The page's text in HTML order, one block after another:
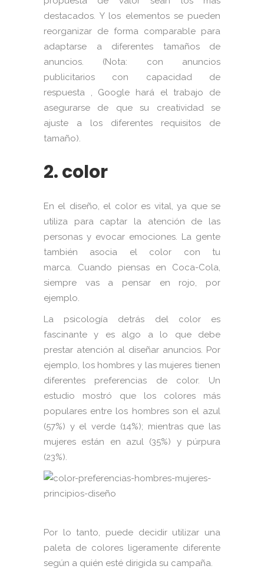
destacados. Y los elementos se pueden
reorganizar de forma comparable para
adaptarse a diferentes tamaños de
anuncios. (Nota: con anuncios
publicitarios con capacidad de
respuesta , Google hará el trabajo de
asegurarse de que su creatividad se
ajuste a los diferentes requisitos de
tamaño).
2. color
En el diseño, el color es vital, ya que se
utiliza para captar la atención de las
personas y evocar emociones. La gente
también asocia el color con tu
marca. Cuando piensas en Coca-Cola,
siempre vas a pensar en rojo, por
ejemplo.
La psicología detrás del color es
fascinante y es algo a lo que debe
prestar atención al diseñar anuncios. Por
ejemplo, los hombres y las mujeres tienen
diferentes preferencias de color. Un
estudio mostró que los colores más
populares entre los hombres son el azul
(57%) y el verde (14%); mientras que las
mujeres están en azul (35%) y púrpura
(23%).
Por lo tanto, puede decidir utilizar una
paleta de colores ligeramente diferente
según a quién esté dirigida su campaña.